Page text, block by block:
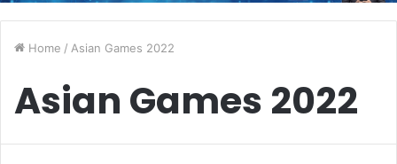
Home / Asian Games 2022
Asian Games 2022